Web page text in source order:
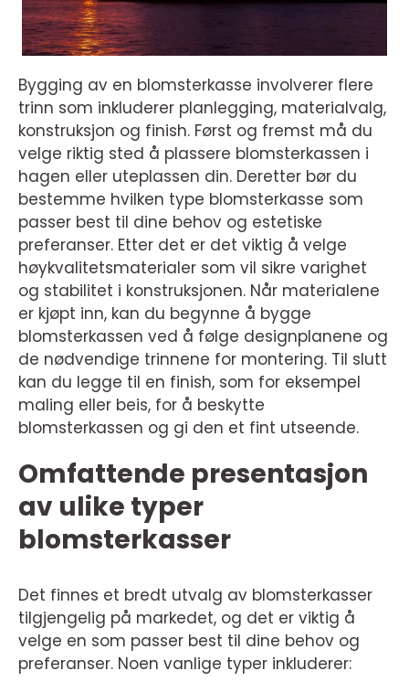
Bygging av en blomsterkasse involverer flere
trinn som inkluderer planlegging, materialvalg,
konstruksjon og finish. Først og fremst må du
velge riktig sted å plassere blomsterkassen i
hagen eller uteplassen din. Deretter bør du
bestemme hvilken type blomsterkasse som
passer best til dine behov og estetiske
preferanser. Etter det er det viktig å velge
høykvalitetsmaterialer som vil sikre varighet
og stabilitet i konstruksjonen. Når materialene
er kjøpt inn, kan du begynne å bygge
blomsterkassen ved å følge designplanene og
de nødvendige trinnene for montering. Til slutt
kan du legge til en finish, som for eksempel
maling eller beis, for å beskytte
blomsterkassen og gi den et fint utseende.
Omfattende presentasjon
av ulike typer
blomsterkasser
Det finnes et bredt utvalg av blomsterkasser
tilgjengelig på markedet, og det er viktig å
velge en som passer best til dine behov og
preferanser. Noen vanlige typer inkluderer: